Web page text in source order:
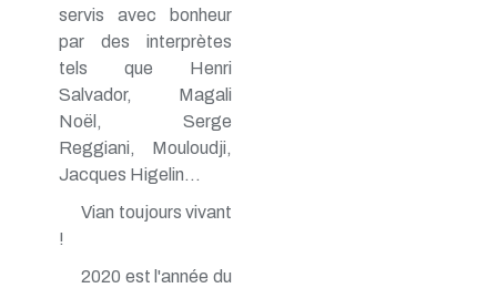
servis avec bonheur
par des interprètes
tels que Henri
Salvador, Magali
Noël, Serge
Reggiani, Mouloudji,
Jacques Higelin...
Vian toujours vivant
!
2020 est l'année du